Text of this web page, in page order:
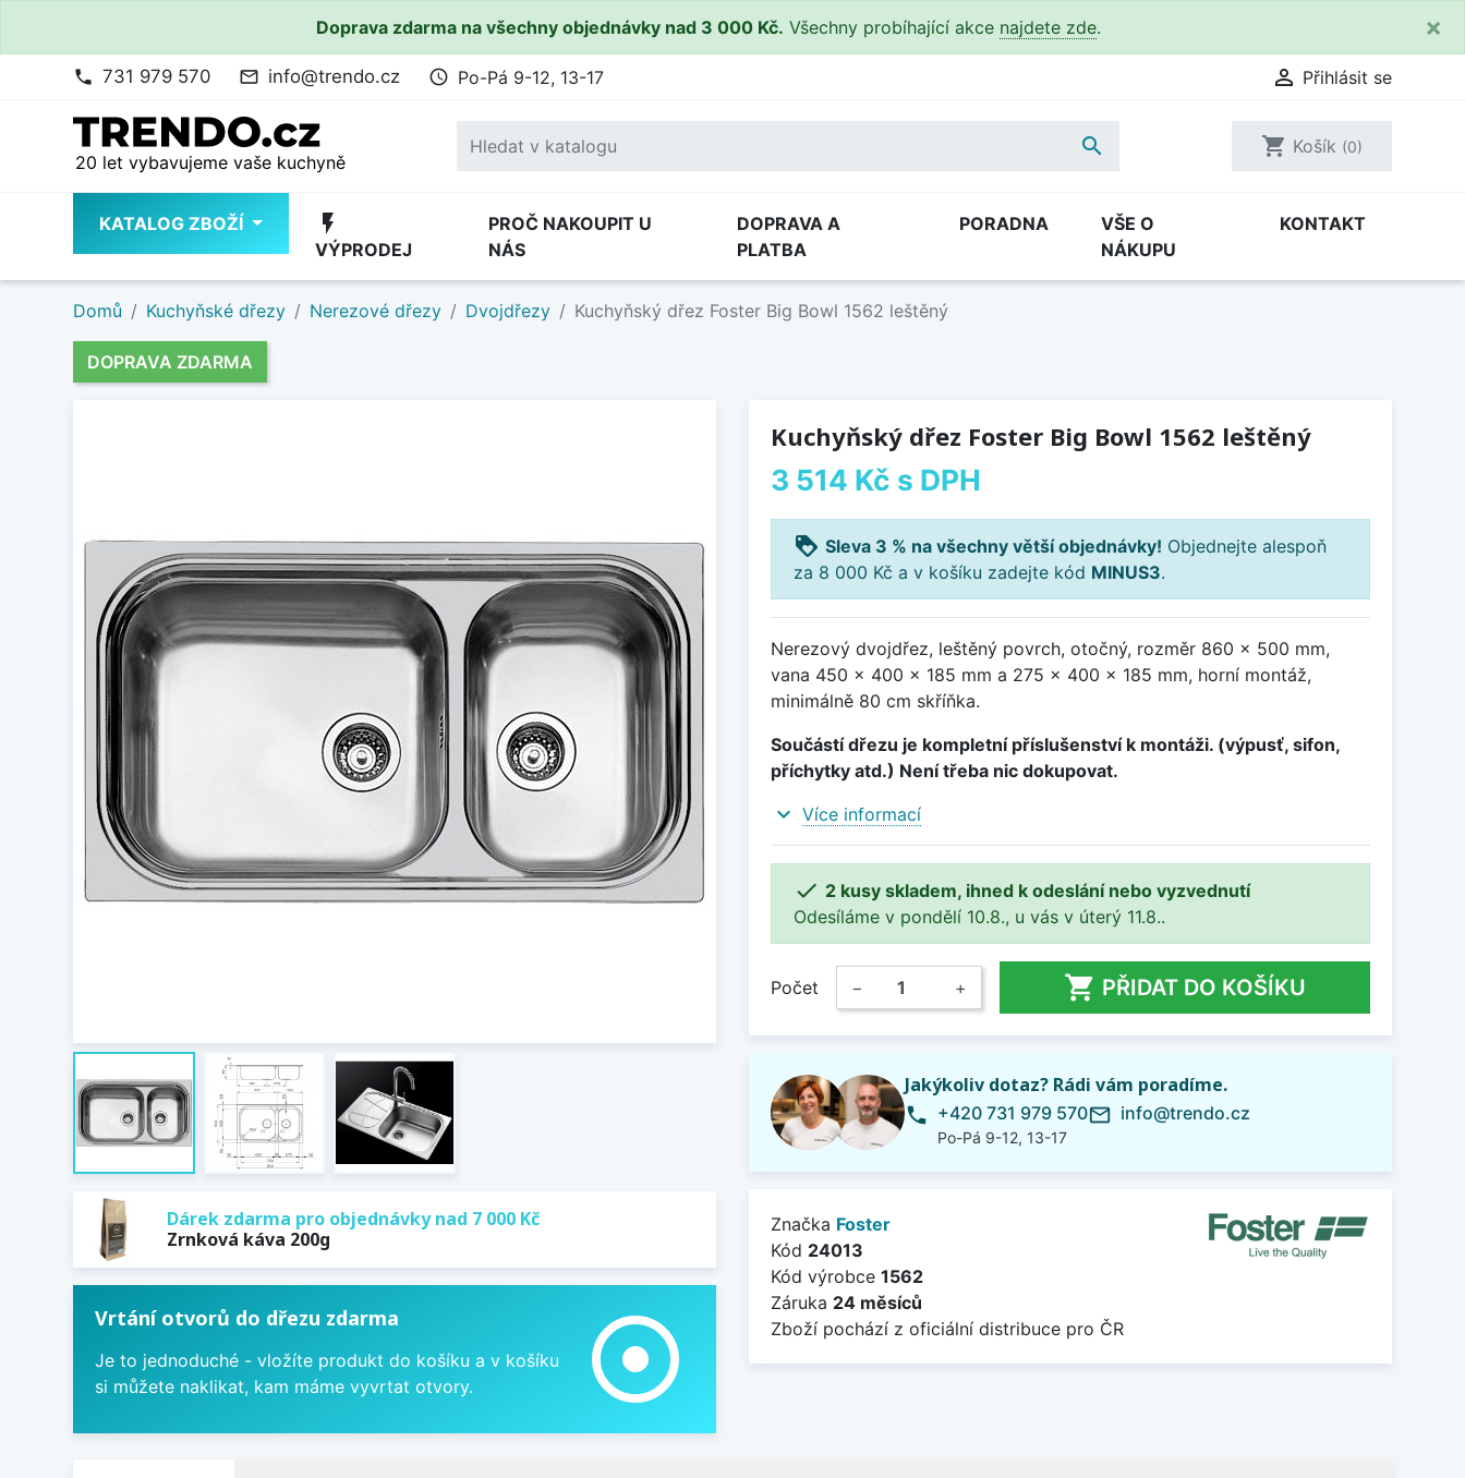
Doprava zdarma na všechny objednávky nad 3 000 Kč. Všechny probíhající akce najdete zde. ×
phone 731 979 570 mail_outline info@trendo.cz access_time Po-Pá 9-12, 13-17  Přihlásit se
20 let vybavujeme vaše kuchyně
 shopping_cart Košík (0)
KATALOG ZBOŽÍ flash_on
VÝPRODEJ
PROČ NAKOUPIT U
NÁS
DOPRAVA A
PLATBA
PORADNA
VŠE O
NÁKUPU
KONTAKT
Domů Kuchyňské dřezy Nerezové dřezy Dvojdřezy Kuchyňský dřez Foster Big Bowl 1562 leštěný
DOPRAVA ZDARMA
Dárek zdarma pro objednávky nad 7 000 Kč
Zrnková káva 200g
Vrtání otvorů do dřezu zdarma
Je to jednoduché - vložíte produkt do košíku a v košíku
si můžete naklikat, kam máme vyvrtat otvory.
adjust
Kuchyňský dřez Foster Big Bowl 1562 leštěný
3 514 Kč s DPH
loyalty Sleva 3 % na všechny větší objednávky! Objednejte alespoň
za 8 000 Kč a v košíku zadejte kód MINUS3.
Nerezový dvojdřez, leštěný povrch, otočný, rozměr 860 x 500 mm,
vana 450 x 400 x 185 mm a 275 x 400 x 185 mm, horní montáž,
minimálně 80 cm skříňka.
Součástí dřezu je kompletní příslušenství k montáži. (výpusť, sifon,
příchytky atd.) Není třeba nic dokupovat.
expand_more Více informací
 2 kusy skladem, ihned k odeslání nebo vyzvednutí
Odesíláme v pondělí 10.8., u vás v úterý 11.8..
Počet − +  PŘIDAT DO KOŠÍKU
Jakýkoliv dotaz? Rádi vám poradíme.
phone +420 731 979 570
Po-Pá 9-12, 13-17
mail_outline info@trendo.cz
Značka Foster
Kód 24013
Kód výrobce 1562
Záruka 24 měsíců
Zboží pochází z oficiální distribuce pro ČR